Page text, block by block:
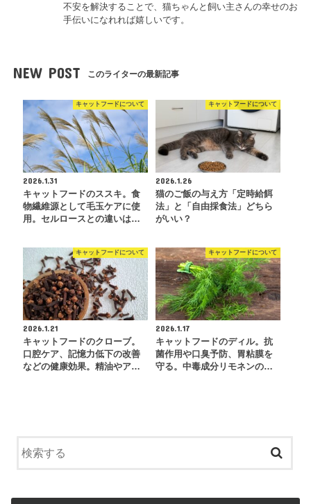
不安を解決することで、猫ちゃんと飼い主さんの幸せのお
手伝いになれれば嬉しいです。
NEW POST このライターの最新記事
キャットフードについて
2026.1.31
キャットフードのススキ。食
物繊維源として毛玉ケアに使
用。セルロースとの違いは…
キャットフードについて
2026.1.26
猫のご飯の与え方「定時給餌
法」と「自由採食法」どちら
がいい？
キャットフードについて
2026.1.21
キャットフードのクローブ。
口腔ケア、記憶力低下の改善
などの健康効果。精油やア…
キャットフードについて
2026.1.17
キャットフードのディル。抗
菌作用や口臭予防、胃粘膜を
守る。中毒成分リモネンの…